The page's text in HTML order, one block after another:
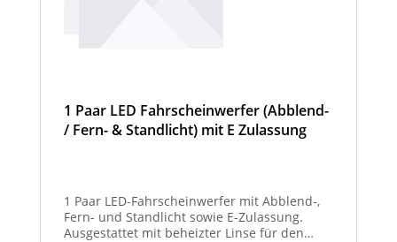
1 Paar LED Fahrscheinwerfer (Abblend-
/ Fern- & Standlicht) mit E Zulassung
1 Paar LED-Fahrscheinwerfer mit Abblend-,
Fern- und Standlicht sowie E-Zulassung.
Ausgestattet mit beheizter Linse für den